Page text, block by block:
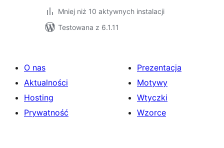
Mniej niż 10 aktywnych instalacji
Testowana z 6.1.11
O nas
Aktualności
Hosting
Prywatność
Prezentacja
Motywy
Wtyczki
Wzorce